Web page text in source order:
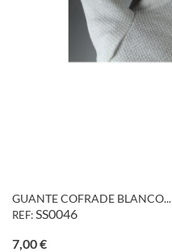
GUANTE COFRADE BLANCO...
REF: SS0046
7,00 €Precio